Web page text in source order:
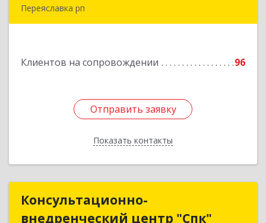
Переяславка рп
Клиентов на сопровождении 96
Отправить заявку
Показать контакты
Подробнее
Отправить заявку
Назад
Консультационно-
внедренческий центр "Спк"
Консультационно-
внедренческий центр "Спк"